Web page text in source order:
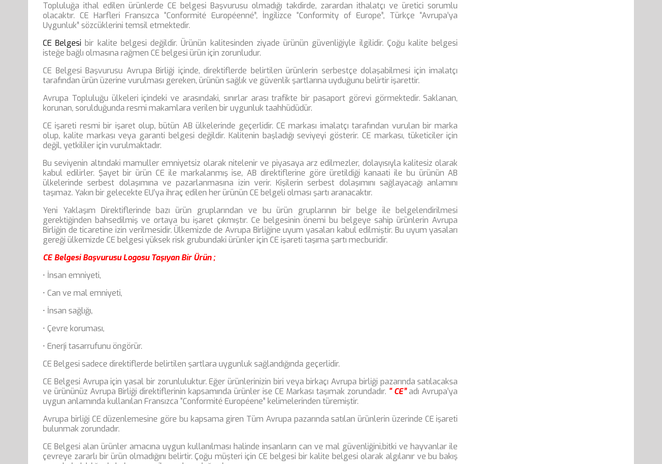
Topluluğa ithal edilen ürünlerde CE belgesi Başvurusu olmadığı takdirde, zarardan ithalatçı ve üretici sorumlu
olacaktır. CE Harfleri Fransızca “Conformité Européenné”, İngilizce “Conformity of Europe”, Türkçe “Avrupa’ya
Uygunluk” sözcüklerini temsil etmektedir.
CE Belgesi bir kalite belgesi değildir. Ürünün kalitesinden ziyade ürünün güvenliğiyle ilgilidir. Çoğu kalite belgesi
isteğe bağlı olmasına rağmen CE belgesi ürün için zorunludur.
CE Belgesi Başvurusu Avrupa Birliği içinde, direktiflerde belirtilen ürünlerin serbestçe dolaşabilmesi için imalatçı
tarafından ürün üzerine vurulması gereken, ürünün sağlık ve güvenlik şartlarına uyduğunu belirtir işarettir.
Avrupa Topluluğu ülkeleri içindeki ve arasındaki, sınırlar arası trafikte bir pasaport görevi görmektedir. Saklanan,
korunan, sorulduğunda resmi makamlara verilen bir uygunluk taahhüdüdür.
CE işareti resmi bir işaret olup, bütün AB ülkelerinde geçerlidir. CE markası imalatçı tarafından vurulan bir marka
olup, kalite markası veya garanti belgesi değildir. Kalitenin başladığı seviyeyi gösterir. CE markası, tüketiciler için
değil, yetkililer için vurulmaktadır.
Bu seviyenin altındaki mamuller emniyetsiz olarak nitelenir ve piyasaya arz edilmezler, dolayısıyla kalitesiz olarak
kabul edilirler. Şayet bir ürün CE ile markalanmış ise, AB direktiflerine göre üretildiği kanaati ile bu ürünün AB
ülkelerinde serbest dolaşımına ve pazarlanmasına izin verir. Kişilerin serbest dolaşımını sağlayacağı anlamını
taşımaz. Yakın bir gelecekte EU’ya ihraç edilen her ürünün CE belgeli olması şartı aranacaktır.
Yeni Yaklaşım Direktiflerinde bazı ürün gruplarından ve bu ürün gruplarının bir belge ile belgelendirilmesi
gerektiğinden bahsedilmiş ve ortaya bu işaret çıkmıştır. Ce belgesinin önemi bu belgeye sahip ürünlerin Avrupa
Birliğin de ticaretine izin verilmesidir. Ülkemizde de Avrupa Birliğine uyum yasaları kabul edilmiştir. Bu uyum yasaları
gereği ülkemizde CE belgesi yüksek risk grubundaki ürünler için CE işareti taşıma şartı mecburidir.
CE Belgesi Başvurusu Logosu Taşıyan Bir Ürün ;
• İnsan emniyeti,
• Can ve mal emniyeti,
• İnsan sağlığı,
• Çevre koruması,
• Enerji tasarrufunu öngörür.
CE Belgesi sadece direktiflerde belirtilen şartlara uygunluk sağlandığında geçerlidir.
CE Belgesi Avrupa için yasal bir zorunluluktur. Eğer ürünlerinizin biri veya birkaçı Avrupa birliği pazarında satılacaksa
ve ürününüz Avrupa Birliği direktiflerinin kapsamında ürünler ise CE Markası taşımak zorundadır. “ CE”adı Avrupa’ya
uygun anlamında kullanılan Fransızca “Conformité Européene” kelimelerinden türemiştir.
Avrupa birliği CE düzenlemesine göre bu kapsama giren Tüm Avrupa pazarında satılan ürünlerin üzerinde CE işareti
bulunmak zorundadır.
CE Belgesi alan ürünler amacına uygun kullanılması halinde insanların can ve mal güvenliğini,bitki ve hayvanlar ile
çevreye zararlı bir ürün olmadığını belirtir. Çoğu müşteri için CE belgesi bir kalite belgesi olarak algılanır ve bu bakış